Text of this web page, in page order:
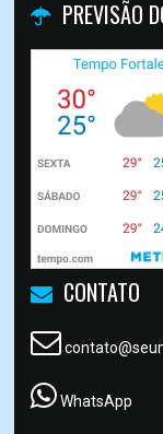
PREVISÃO
CONTATO
WhatsApp